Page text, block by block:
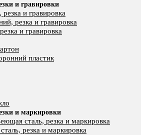
и гравировки
и гравировка
резка и гравировка
и гравировка
пластик
и маркировки
сталь, резка и маркировка
резка и маркировка